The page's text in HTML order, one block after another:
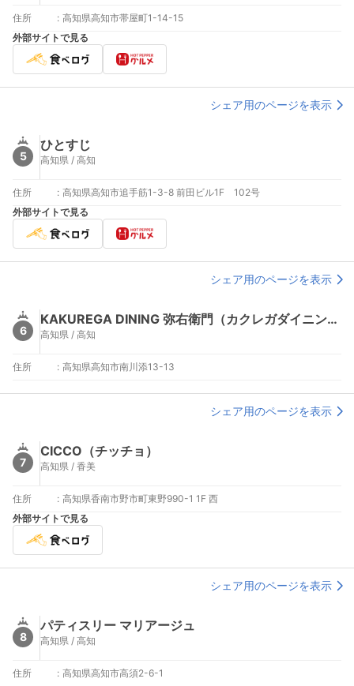
住所 : 高知県高知市帯屋町1-14-15
外部サイトで見る
シェア用のページを表示
5
ひとすじ
高知県 / 高知
住所 : 高知県高知市追手筋1-3-8 前田ビル1F 102号
外部サイトで見る
シェア用のページを表示
6
KAKUREGA DINING 弥右衛門（カクレガダイニング ヤエモン【旧店名】土佐八右衛門）
高知県 / 高知
住所 : 高知県高知市南川添13-13
シェア用のページを表示
7
CICCO（チッチョ）
高知県 / 香美
住所 : 高知県香南市野市町東野990-1 1F 西
外部サイトで見る
シェア用のページを表示
8
パティスリー マリアージュ
高知県 / 高知
住所 : 高知県高知市高須2-6-1